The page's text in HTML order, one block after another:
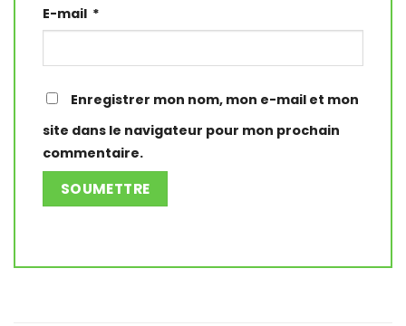
E-mail *
Enregistrer mon nom, mon e-mail et mon
site dans le navigateur pour mon prochain
commentaire.